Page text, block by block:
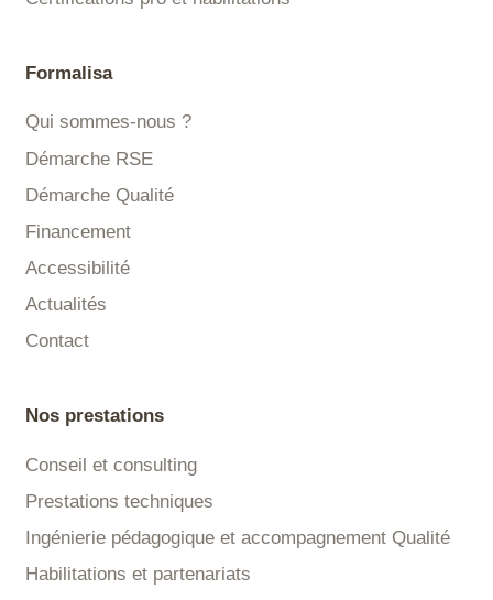
Formalisa
Qui sommes-nous ?
Démarche RSE
Démarche Qualité
Financement
Accessibilité
Actualités
Contact
Nos prestations
Conseil et consulting
Prestations techniques
Ingénierie pédagogique et accompagnement Qualité
Habilitations et partenariats